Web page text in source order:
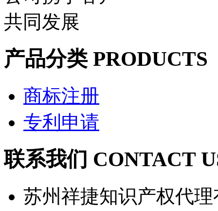
产品分类 PRODUCTS
商标注册
专利申请
联系我们 CONTACT
苏州祥捷知识产权代